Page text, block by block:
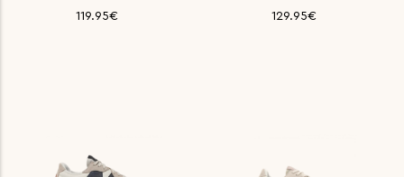
119.95€
129.95€